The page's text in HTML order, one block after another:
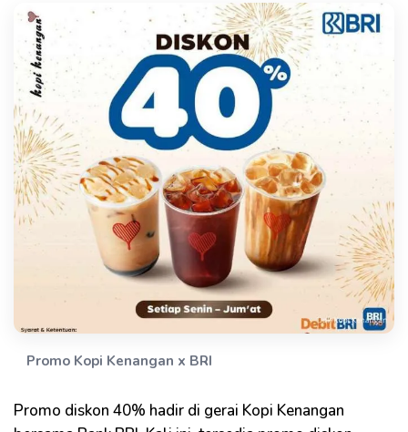
Promo Kopi Kenangan x BRI
Promo diskon 40% hadir di gerai Kopi Kenangan